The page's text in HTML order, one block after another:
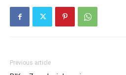
Previous article